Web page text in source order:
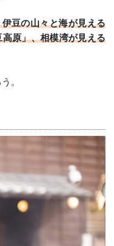
豆の山々と海が見える
原」、相模湾が見える
。